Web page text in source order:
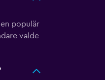
populär
valde